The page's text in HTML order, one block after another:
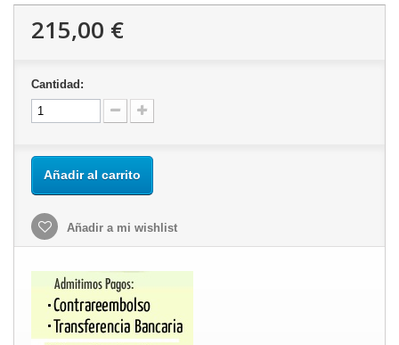
215,00 €
Cantidad:
Añadir al carrito
Añadir a mi wishlist